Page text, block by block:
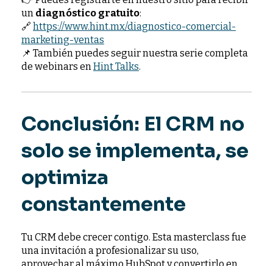
un diagnóstico gratuito:
🔗 https://www.hint.mx/diagnostico-comercial-
marketing-ventas
📌 También puedes seguir nuestra serie completa
de webinars enHint Talks.
Conclusión: El CRM no
solo se implementa, se
optimiza
constantemente
Tu CRM debe crecer contigo. Esta masterclass fue
una invitación a profesionalizar su uso,